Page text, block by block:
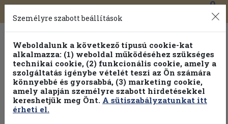
Toggle
navigation
0
Személyre szabott beállítások
Weboldalunk a következő típusú cookie-kat
alkalmazza: (1) weboldal működéséhez szükséges
technikai cookie, (2) funkcionális cookie, amely a
szolgáltatás igénybe vételét teszi az Ön számára
könnyebbé és gyorsabbá, (3) marketing cookie,
amely alapján személyre szabott hirdetésekkel
kereshetjük meg Önt. A sütiszabályzatunkat itt
érheti el.